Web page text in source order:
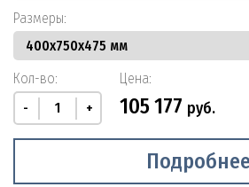
Размеры:
Кол-во:
- +
Цена:
105 177 руб.
Подробнее